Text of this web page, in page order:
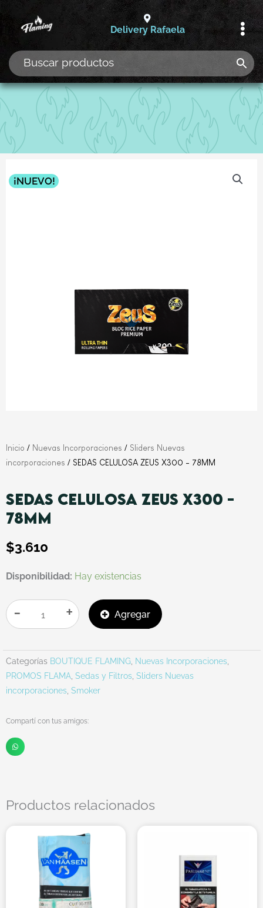
al
contenido
Delivery Rafaela
Inicio / Nuevas Incorporaciones / Sliders Nuevas
incorporaciones / SEDAS CELULOSA ZEUS X300 - 78MM
SEDAS CELULOSA ZEUS X300 -
78MM
$3.610
Disponibilidad: Hay existencias
-
SEDAS
X300
78MM
cantidad
+ Agregar
Categorías BOUTIQUE FLAMING, Nuevas Incorporaciones,
PROMOS FLAMA, Sedas y Filtros, Sliders Nuevas
incorporaciones, Smoker
Compartí con tus amigos:
Productos relacionados
¡NUEVO!